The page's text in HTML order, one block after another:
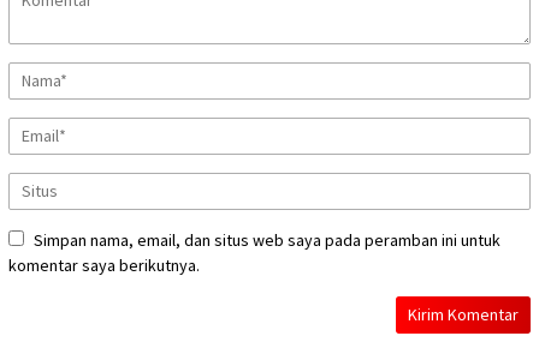
Simpan nama, email, dan situs web saya pada peramban ini untuk
komentar saya berikutnya.